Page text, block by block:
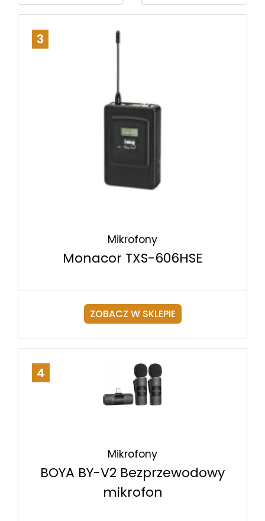
3
Mikrofony
Monacor TXS-606HSE
ZOBACZ W SKLEPIE
4
Mikrofony
BOYA BY-V2 Bezprzewodowy
mikrofon